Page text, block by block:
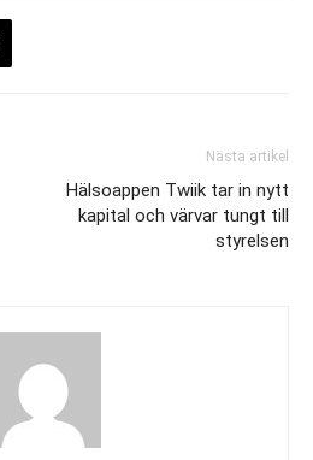
Nästa artikel
Hälsoappen Twiik tar in nytt
kapital och värvar tungt till
styrelsen